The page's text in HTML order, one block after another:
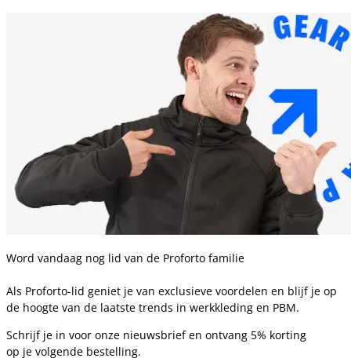
Word vandaag nog lid van de Proforto familie
Als Proforto-lid geniet je van exclusieve voordelen en blijf je op
de hoogte van de laatste trends in werkkleding en PBM.
Schrijf je in voor onze nieuwsbrief en ontvang 5% korting
op je volgende bestelling.